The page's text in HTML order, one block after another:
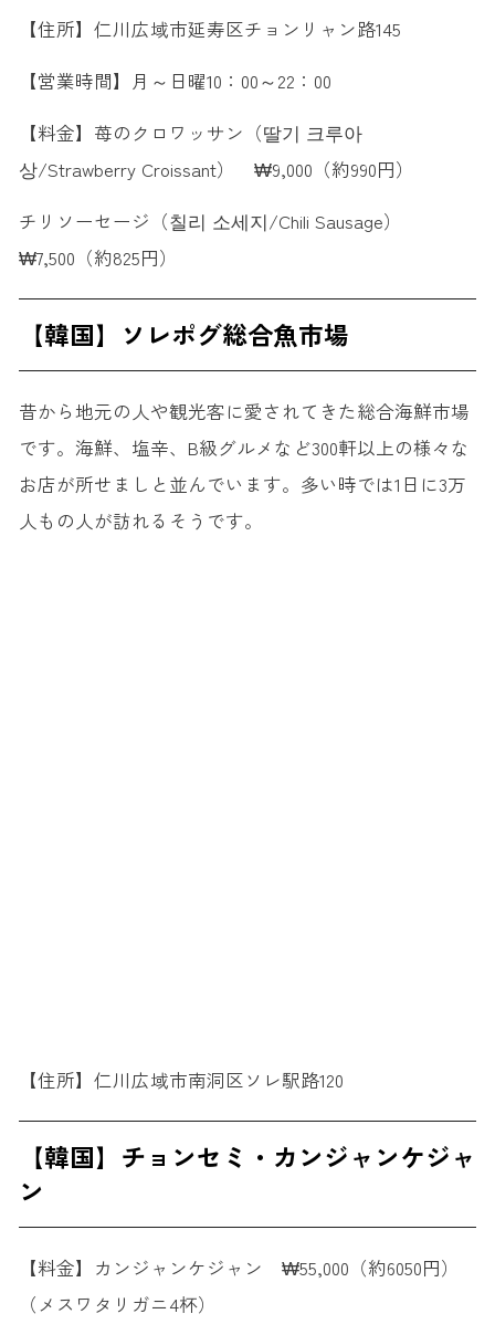
【住所】仁川広域市延寿区チョンリャン路145
【営業時間】月～日曜10：00～22：00
【料金】苺のクロワッサン（딸기 크루아
상/Strawberry Croissant） ₩9,000（約990円）
チリソーセージ（칠리 소세지/Chili Sausage）
₩7,500（約825円）
【韓国】ソレポグ総合魚市場
昔から地元の人や観光客に愛されてきた総合海鮮市場
です。海鮮、塩辛、B級グルメなど300軒以上の様々な
お店が所せましと並んでいます。多い時では1日に3万
人もの人が訪れるそうです。
【住所】仁川広域市南洞区ソレ駅路120
【韓国】チョンセミ・カンジャンケジャ
ン
【料金】カンジャンケジャン ₩55,000（約6050円）
（メスワタリガニ4杯）